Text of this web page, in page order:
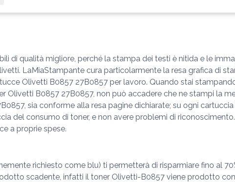
di qualità migliore, perché la stampa dei testi è nitida e le
LaMiaStampante cura particolarmente la resa grafica di
Olivetti B0857 27B0857 per lavoro. Quando stai
Olivetti B0857 27B0857, non può accadere che ne stampi la
sia conforme alla resa pagine dichiarate; su ogni
del consumo di toner, e non avere problemi di
a proprie spese.
richiesto come blu) ti permetterà di risparmiare fino al
scadente, infatti il toner Olivetti-B0857 viene prodotto